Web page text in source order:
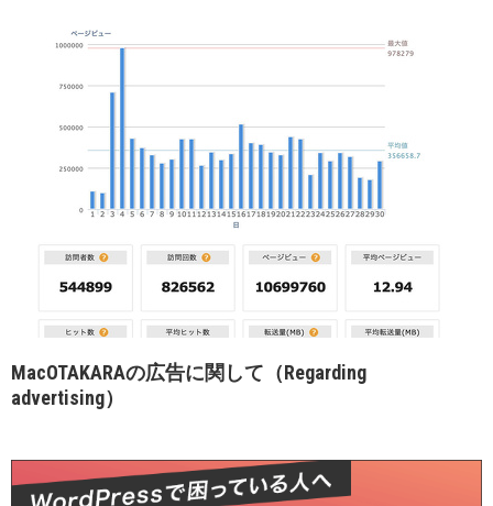
MacOTAKARAの広告に関して（Regarding
advertising）